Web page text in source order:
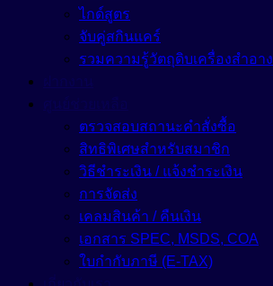
Whitening Agent
ไกด์สูตร
จับคู่สกินแคร์
รวมความรู้วัตถุดิบเครื่องสำอาง
ตรวจสอบสถานะคำสั่งซื้อ
สิทธิพิเศษสำหรับสมาชิก
วิธีชำระเงิน / แจ้งชำระเงิน
การจัดส่ง
เคลมสินค้า / คืนเงิน
เอกสาร SPEC, MSDS, COA
ใบกำกับภาษี (E-TAX)